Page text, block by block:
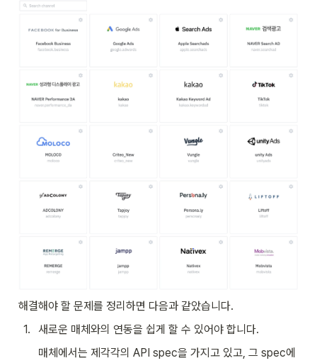
해결해야 할 문제를 정리하면 다음과 같았습니다.
1.
새로운 매체와의 연동을 쉽게 할 수 있어야 합니다.
매체에서는 제각각의 API spec을 가지고 있고, 그 spec에